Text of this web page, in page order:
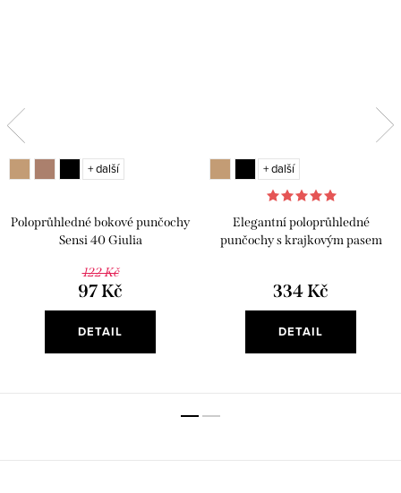
Poloprůhledné bokové punčochy
Sensi 40 Giulia
122 Kč
97 Kč
DETAIL
+ další
Elegantní poloprůhledné
punčochy s krajkovým pasem
334 Kč
DETAIL
+ další